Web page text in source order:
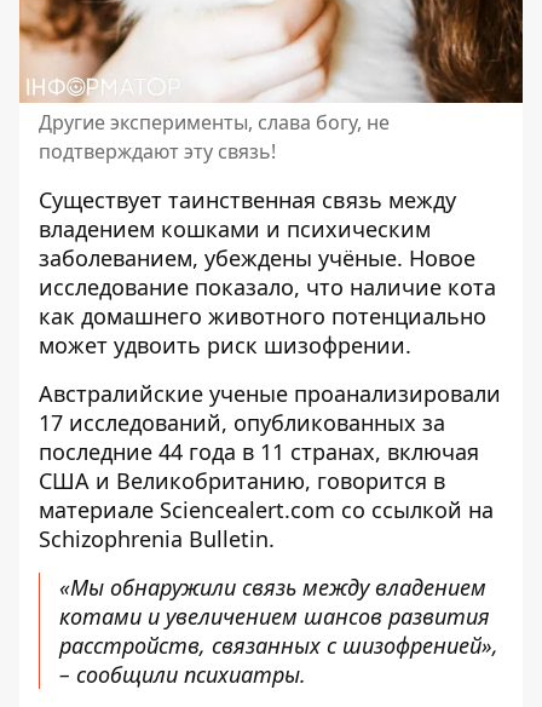
Другие эксперименты, слава богу, не
подтверждают эту связь!
Существует таинственная связь между
владением кошками и психическим
заболеванием, убеждены учёные. Новое
исследование показало, что наличие кота
как домашнего животного потенциально
может удвоить риск шизофрении.
Австралийские ученые проанализировали
17 исследований, опубликованных за
последние 44 года в 11 странах, включая
США и Великобританию, говорится в
материале Sciencealert.com со ссылкой на
Schizophrenia Bulletin.
«Мы обнаружили связь между владением
котами и увеличением шансов развития
расстройств, связанных с шизофренией»,
– сообщили психиатры.